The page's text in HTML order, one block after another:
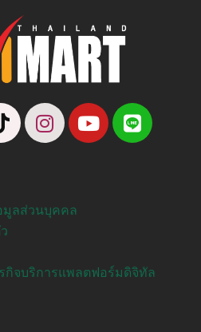
มูลส่วนบุคคล
กิจบริการแพลตฟอร์มดิจิทัล